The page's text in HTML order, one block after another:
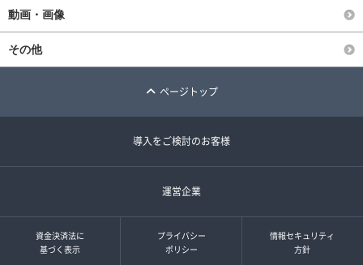
動画・画像
その他
ページトップ
導入をご検討のお客様
運営企業
資金決済法に
基づく表示
プライバシー
ポリシー
情報セキュリティ
方針